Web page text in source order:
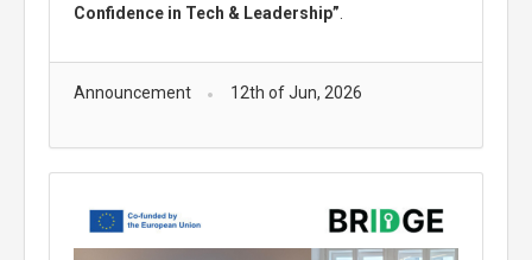
Confidence in Tech & Leadership”
Announcement 12th of Jun, 2026